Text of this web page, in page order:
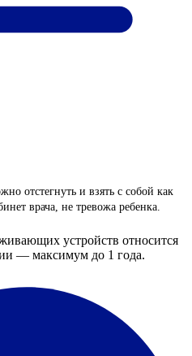
отстегнуть и взять с собой как
врача, не тревожа ребенка.
устройств относится
— максимум до 1 года.